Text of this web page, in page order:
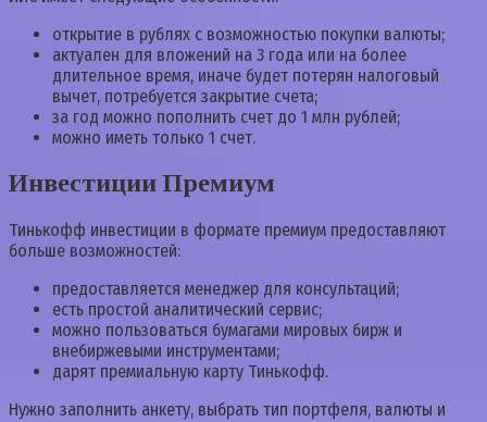
открытие в рублях с возможностью покупки валюты;
актуален для вложений на 3 года или на более
длительное время, иначе будет потерян налоговый
вычет, потребуется закрытие счета;
за год можно пополнить счет до 1 млн рублей;
можно иметь только 1 счет.
Инвестиции Премиум
Тинькофф инвестиции в формате премиум предоставляют
больше возможностей:
предоставляется менеджер для консультаций;
есть простой аналитический сервис;
можно пользоваться бумагами мировых бирж и
внебиржевыми инструментами;
дарят премиальную карту Тинькофф.
Нужно заполнить анкету, выбрать тип портфеля, валюты и